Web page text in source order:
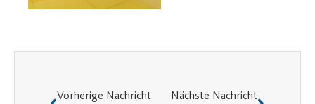
Vorherige Nachricht Nächste Nachricht